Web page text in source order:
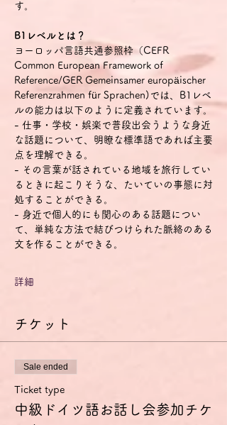
す。
B1レベルとは？
ヨーロッパ言語共通参照枠（CEFR
Common European Framework of
Reference/GER Gemeinsamer europäischer
Referenzrahmen für Sprachen)では、B1レベ
ルの能力は以下のように定義されています。
- 仕事・学校・娯楽で普段出会うような身近
な話題について、明瞭な標準語であれば主要
点を理解できる。
- その言葉が話されている地域を旅行してい
るときに起こりそうな、たいていの事態に対
処することができる。
- 身近で個人的にも関心のある話題につい
て、単純な方法で結びつけられた脈絡のある
文を作ることができる。
詳細
チケット
Sale ended
Ticket type
中級ドイツ語お話し会参加チケ